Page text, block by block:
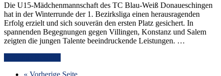
Die U15-Mädchenmannschaft des TC Blau-Weiß Donaueschingen
hat in der Winterrunde der 1. Bezirksliga einen herausragenden
Erfolg erzielt und sich souverän den ersten Platz gesichert. In
spannenden Begegnungen gegen Villingen, Konstanz und Salem
zeigten die jungen Talente beeindruckende Leistungen. …
« Vorherige Seite